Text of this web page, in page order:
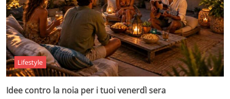
Lifestyle
Idee contro la noia per i tuoi venerdì sera